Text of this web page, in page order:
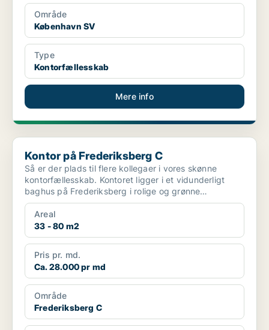
Område
København SV
Type
Kontorfællesskab
Mere info
Kontor på Frederiksberg C
Kontor på Frederiksberg C
Så er der plads til flere kollegaer i vores skønne
kontorfællesskab. Kontoret ligger i et vidunderligt
baghus på Frederiksberg i rolige og grønne
omgivelse. ...
Areal
33 - 80 m2
Pris pr. md.
Ca. 28.000 pr md
Område
Frederiksberg C